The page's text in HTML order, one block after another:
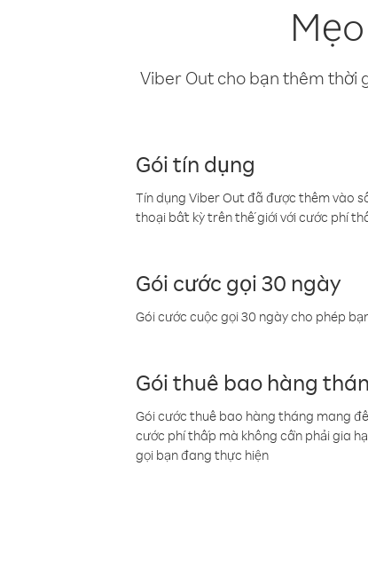
Viber Out cho bạn thêm thời
Gói tín dụng
Tín dụng Viber Out đã được thêm vào
thoại bất kỳ trên thế giới với cước phí
Gói cước gọi 30 ngày
Gói cước cuộc gọi 30 ngày cho phép
Gói thuê bao hàng
Gói cước thuê bao hàng tháng mang
cước phí thấp mà không cần phải gia
gọi bạn đang thực hiện